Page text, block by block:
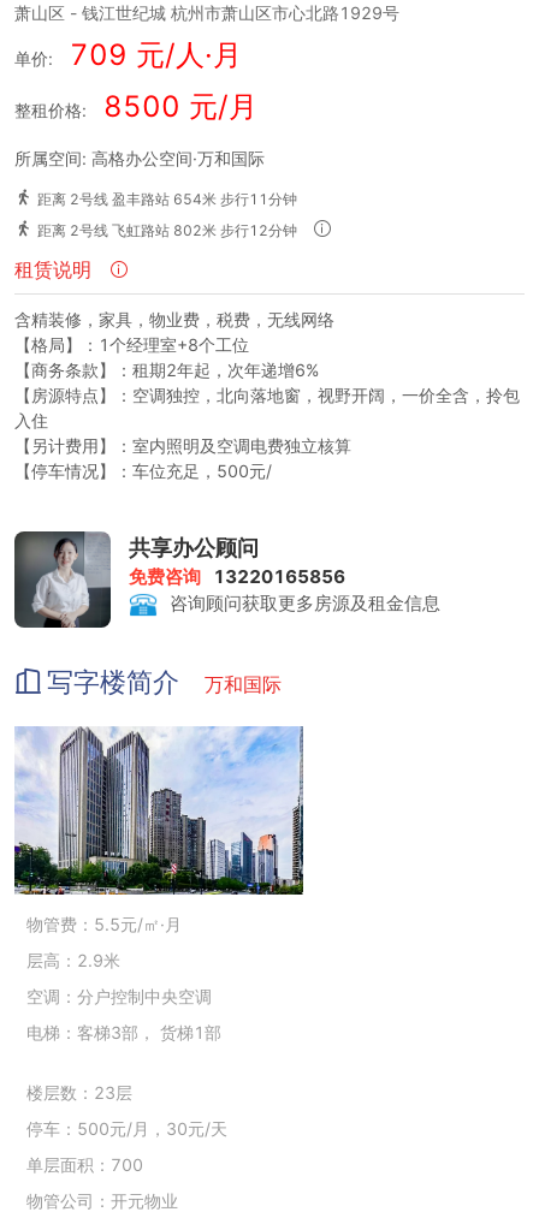
萧山区 - 钱江世纪城杭州市萧山区市心北路1929号
单价: 709 元/人·月
整租价格: 8500 元/月
所属空间: 高格办公空间·万和国际
距离 2号线 盈丰路站 654米 步行11分钟
距离 2号线 飞虹路站 802米 步行12分钟
租赁说明
含精装修，家具，物业费，税费，无线网络
【格局】：1个经理室+8个工位
【商务条款】：租期2年起，次年递增6%
【房源特点】：空调独控，北向落地窗，视野开阔，一价全含，拎包
入住
【另计费用】：室内照明及空调电费独立核算
【停车情况】：车位充足，500元/
共享办公顾问
免费咨询
13220165856
咨询顾问获取更多房源及租金信息
写字楼简介 万和国际
物管费：5.5元/㎡·月
层高：2.9米
空调：分户控制中央空调
电梯：客梯3部， 货梯1部
楼层数：23层
停车：500元/月，30元/天
单层面积：700
物管公司：开元物业